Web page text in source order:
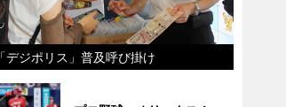
「デジポリス」普及呼び掛け